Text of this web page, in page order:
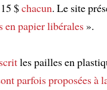
$chacun. Le site
en papier libérales ».
les pailles en
parfois proposées à